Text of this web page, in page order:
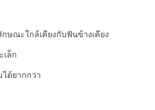
ณะใกล้เคียงกับฟันข้างเคียง
เล็ก
ด้ยากกว่า